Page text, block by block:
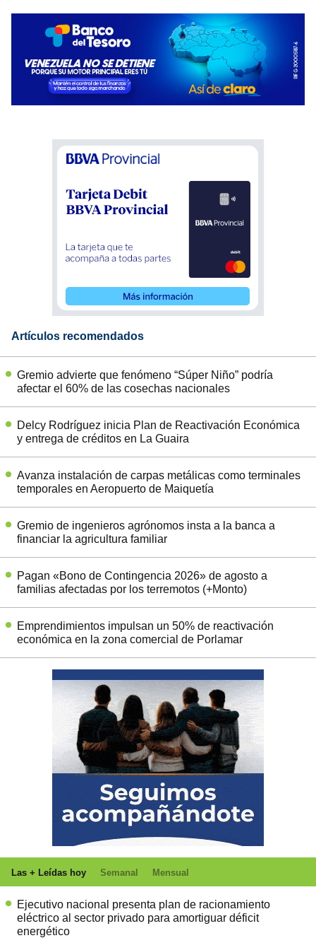
Artículos recomendados
Gremio advierte que fenómeno “Súper Niño” podría
afectar el 60% de las cosechas nacionales
Delcy Rodríguez inicia Plan de Reactivación Económica
y entrega de créditos en La Guaira
Avanza instalación de carpas metálicas como terminales
temporales en Aeropuerto de Maiquetía
Gremio de ingenieros agrónomos insta a la banca a
financiar la agricultura familiar
Pagan «Bono de Contingencia 2026» de agosto a
familias afectadas por los terremotos (+Monto)
Emprendimientos impulsan un 50% de reactivación
económica en la zona comercial de Porlamar
Las + Leídas hoy Semanal Mensual
Ejecutivo nacional presenta plan de racionamiento
eléctrico al sector privado para amortiguar déficit
energético